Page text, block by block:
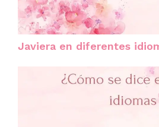
Javiera en diferentes